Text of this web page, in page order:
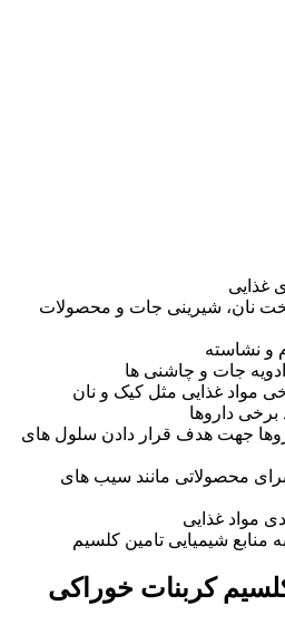
غذایی
نان، شیرینی جات و محصولات
و نشاسته
جات و چاشنی ها
مواد غذایی مثل کیک و نان
برخی داروها
جهت هدف قرار دادن سلول های
محصولاتی مانند سیب های
مواد غذایی
منابع شیمیایی تامین کلسیم
کربنات خوراکی